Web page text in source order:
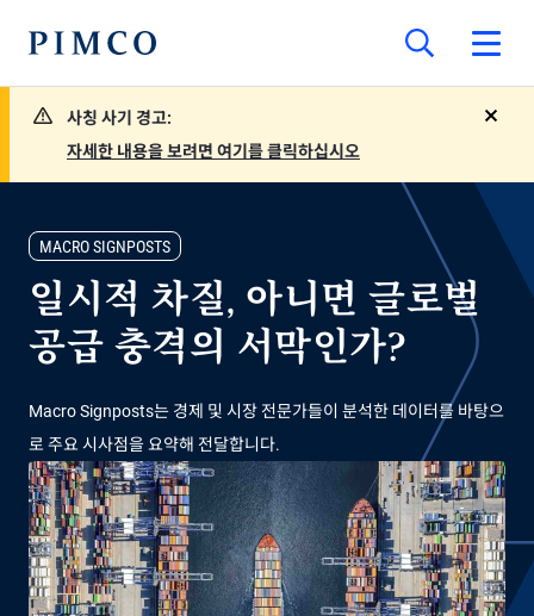
사칭 사기 경고:
자세한 내용을 보려면 여기를 클릭하십시오
MACRO SIGNPOSTS
일시적 차질, 아니면 글로벌
공급 충격의 서막인가?
Macro Signposts는 경제 및 시장 전문가들이 분석한 데이터를 바탕으
로 주요 시사점을 요약해 전달합니다.